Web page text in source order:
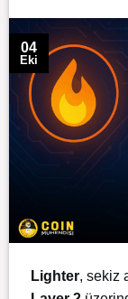
04
Eki
Lighter, sekiz